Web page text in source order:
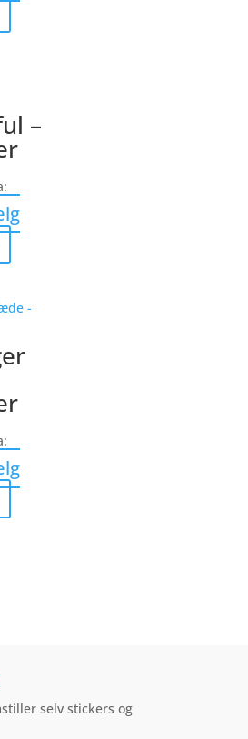
vare
Mulighederne
kan
på
varesiden
–
vare
flere
Mulighederne
vælges
varesiden
vare
varesiden
selv stickers og